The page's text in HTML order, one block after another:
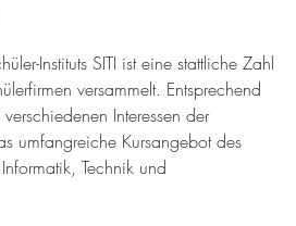
Instituts SITI ist eine stattliche Zahl
versammelt. Entsprechend
Interessen der
umfangreiche Kursangebot des
Technik und